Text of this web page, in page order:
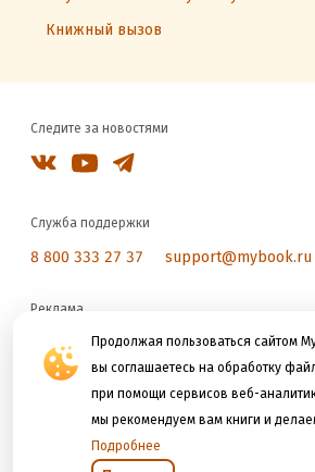
Продолжая пользоваться сайтом
вы соглашаетесь на обработку
при помощи сервисов веб-
мы рекомендуем вам книги и
Подробнее
Книжный вызов
Следите за новостями
Служба поддержки
8 800 333 27 37 support@mybook.ru
Реклама
reklama@litres.ru
Мы принимаем к оплате